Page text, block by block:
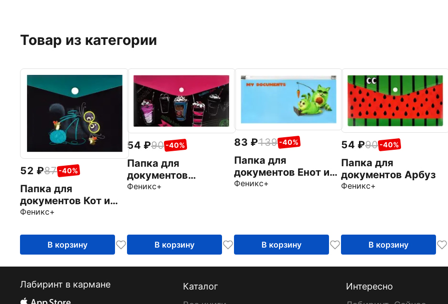
Товар из категории
52 87 -40%
Папка для
документов Кот и
мышки, А6
Феникс+
В корзину
54 90 -40%
Папка для
документов
Коктейли
Феникс+
В корзину
83 139 -40%
Папка для
документов Енот и
кролик
Феникс+
В корзину
54 90 -40%
Папка для
документов Арбуз
Феникс+
В корзину
Лабиринт в кармане
Каталог
Интересно